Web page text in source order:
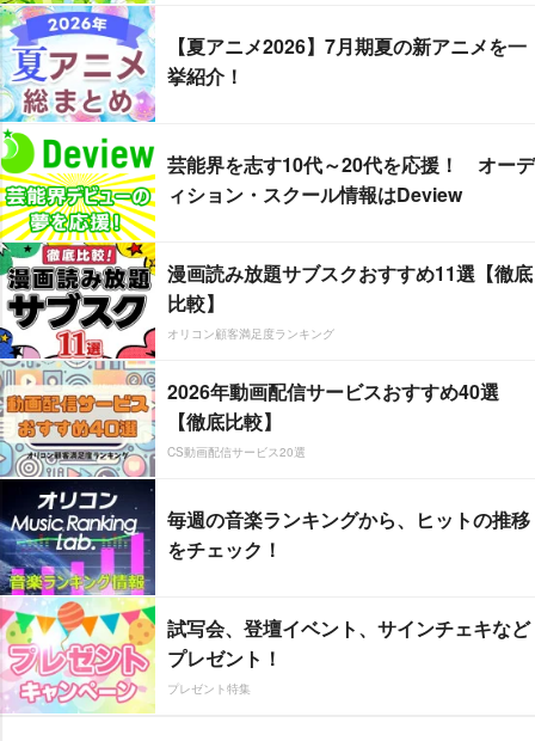
【夏アニメ2026】7月期夏の新アニメを一
挙紹介！
芸能界を志す10代～20代を応援！ オーデ
ィション・スクール情報はDeview
漫画読み放題サブスクおすすめ11選【徹底
比較】
オリコン顧客満足度ランキング
2026年動画配信サービスおすすめ40選
【徹底比較】
CS動画配信サービス20選
毎週の音楽ランキングから、ヒットの推移
をチェック！
試写会、登壇イベント、サインチェキなど
プレゼント！
プレゼント特集